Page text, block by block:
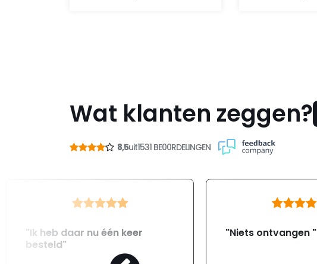
Wat klanten zeggen?
8,5uit1531 BE00RDELINGEN
"Ik heb daar nu één keer
besteld"
"Niets ontvangen "